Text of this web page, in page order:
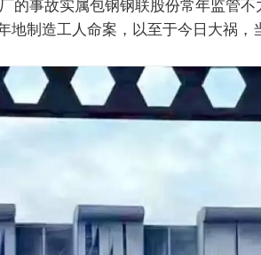
的事故实属包钢钢联股份常年监管
地制造工人命案，以至于今日大祸，